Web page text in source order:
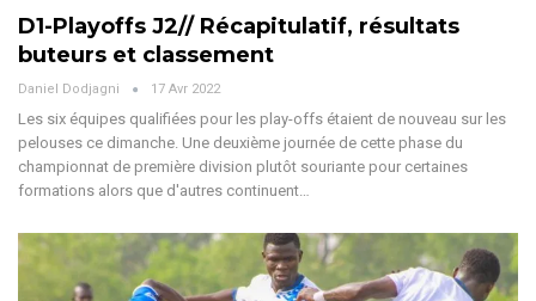
D1-Playoffs J2// Récapitulatif, résultats
buteurs et classement
Daniel Dodjagni 17 Avr 2022
Les six équipes qualifiées pour les play-offs étaient de nouveau sur les
pelouses ce dimanche. Une deuxième journée de cette phase du
championnat de première division plutôt souriante pour certaines
formations alors que d'autres continuent…